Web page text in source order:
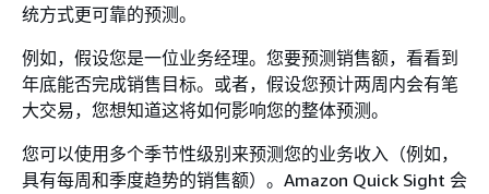
统方式更可靠的预测。
例如，假设您是一位业务经理。您要预测销售额，看看到
年底能否完成销售目标。或者，假设您预计两周内会有笔
大交易，您想知道这将如何影响您的整体预测。
您可以使用多个季节性级别来预测您的业务收入（例如，
具有每周和季度趋势的销售额）。Amazon Quick Sight 会